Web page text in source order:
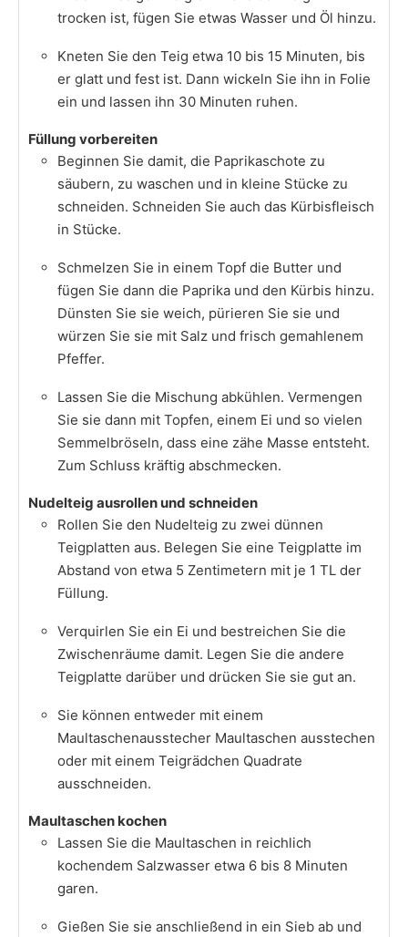
trocken ist, fügen Sie etwas Wasser und Öl hinzu.
Kneten Sie den Teig etwa 10 bis 15 Minuten, bis
er glatt und fest ist. Dann wickeln Sie ihn in Folie
ein und lassen ihn 30 Minuten ruhen.
Füllung vorbereiten
Beginnen Sie damit, die Paprikaschote zu
säubern, zu waschen und in kleine Stücke zu
schneiden. Schneiden Sie auch das Kürbisfleisch
in Stücke.
Schmelzen Sie in einem Topf die Butter und
fügen Sie dann die Paprika und den Kürbis hinzu.
Dünsten Sie sie weich, pürieren Sie sie und
würzen Sie sie mit Salz und frisch gemahlenem
Pfeffer.
Lassen Sie die Mischung abkühlen. Vermengen
Sie sie dann mit Topfen, einem Ei und so vielen
Semmelbröseln, dass eine zähe Masse entsteht.
Zum Schluss kräftig abschmecken.
Nudelteig ausrollen und schneiden
Rollen Sie den Nudelteig zu zwei dünnen
Teigplatten aus. Belegen Sie eine Teigplatte im
Abstand von etwa 5 Zentimetern mit je 1 TL der
Füllung.
Verquirlen Sie ein Ei und bestreichen Sie die
Zwischenräume damit. Legen Sie die andere
Teigplatte darüber und drücken Sie sie gut an.
Sie können entweder mit einem
Maultaschenausstecher Maultaschen ausstechen
oder mit einem Teigrädchen Quadrate
ausschneiden.
Maultaschen kochen
Lassen Sie die Maultaschen in reichlich
kochendem Salzwasser etwa 6 bis 8 Minuten
garen.
Gießen Sie sie anschließend in ein Sieb ab und